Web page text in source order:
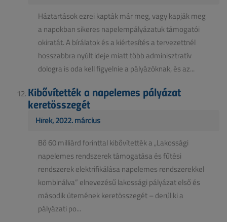
Háztartások ezrei kapták már meg, vagy kapják meg
a napokban sikeres napelempályázatuk támogatói
okiratát. A bírálatok és a kiértesítés a tervezettnél
hosszabbra nyúlt ideje miatt több adminisztratív
dologra is oda kell figyelnie a pályázóknak, és az...
Kibővítették a napelemes pályázat
keretösszegét
Hírek, 2022. március
Bő 60 milliárd forinttal kibővítették a „Lakossági
napelemes rendszerek támogatása és fűtési
rendszerek elektrifikálása napelemes rendszerekkel
kombinálva” elnevezésű lakossági pályázat első és
második ütemének keretösszegét – derül ki a
pályázati po...